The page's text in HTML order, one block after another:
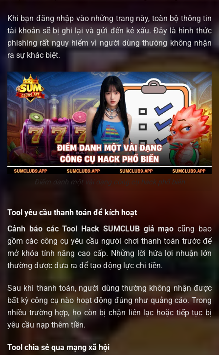
Khi bạn đăng nhập vào những trang này, toàn bộ thông tin
tài khoản sẽ bị ghi lại và gửi đến kẻ xấu. Đây là hình thức
phishing rất nguy hiểm vì người dùng thường không nhận
ra sự khác biệt.
Điểm danh một vài dạng công cụ hack phổ biến
Tool yêu cầu thanh toán để kích hoạt
Cảnh báo các Tool Hack SUMCLUB giả mạo cũng bao
gồm các công cụ yêu cầu người chơi thanh toán trước để
mở khóa tính năng cao cấp. Những lời hứa lợi nhuận lớn
thường được đưa ra để tạo động lực chi tiền.
Sau khi thanh toán, người dùng thường không nhận được
bất kỳ công cụ nào hoạt động đúng như quảng cáo. Trong
nhiều trường hợp, họ còn bị chặn liên lạc hoặc tiếp tục bị
yêu cầu nạp thêm tiền.
Tool chia sẻ qua mạng xã hội